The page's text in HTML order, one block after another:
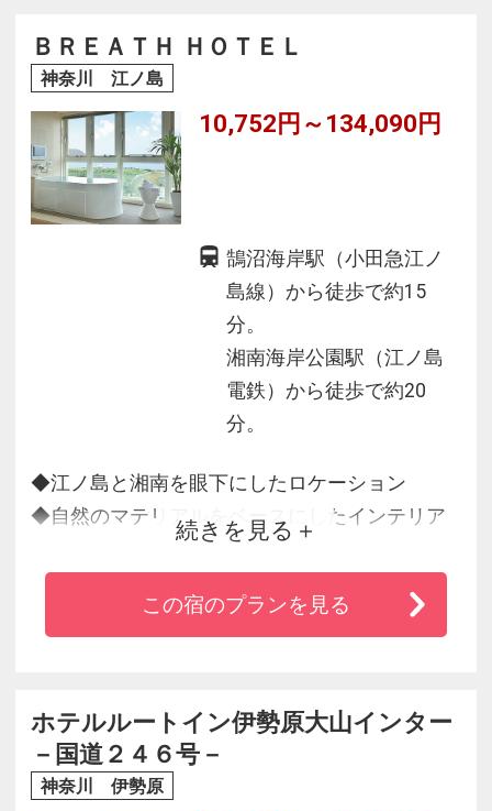
ます。
☆囲碁・将棋室は１５盤・３０名様までお楽し
ＢＲＥＡＴＨ ＨＯＴＥＬ
神奈川 江ノ島
10,752円～134,090円
鵠沼海岸駅（小田急江ノ
島線）から徒歩で約15
分。
湘南海岸公園駅（江ノ島
電鉄）から徒歩で約20
分。
◆江ノ島と湘南を眼下にしたロケーション
◆自然のマテリアルをベースにしたインテリア
◆充実したバスタイムをすごしていただける最
◆天然ラジウム鉱石（バドガシュタイン鉱石）
が館内の随所に埋め込まれていて
滞在するだけで健やかな自分を取り戻すSmart
続きを見る
この宿のプランを見る
ホテルルートイン伊勢原大山インター
－国道２４６号－
神奈川 伊勢原